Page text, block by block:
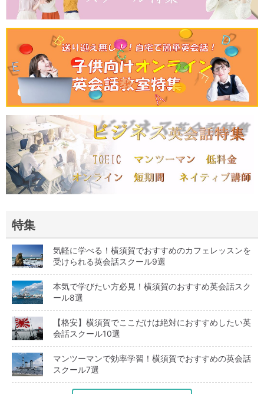
特集
気軽に学べる！横須賀でおすすめのカフェレッスンを
受けられる英会話スクール9選
本気で学びたい方必見！横須賀のおすすめ英会話スク
ール8選
【格安】横須賀でここだけは絶対におすすめしたい英
会話スクール10選
マンツーマンで効率学習！横須賀でおすすめの英会話
スクール7選